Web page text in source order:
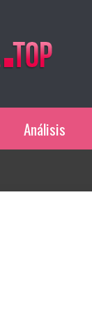
Análisis